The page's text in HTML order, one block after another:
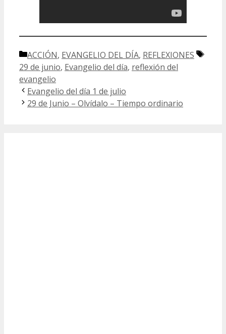
Categorías
ACCIÓN, EVANGELIO DEL DÍA, REFLEXIONES
29 de junio, Evangelio del día, reflexión del
evangelio
Evangelio del día 1 de julio
29 de Junio – Olvídalo – Tiempo ordinario